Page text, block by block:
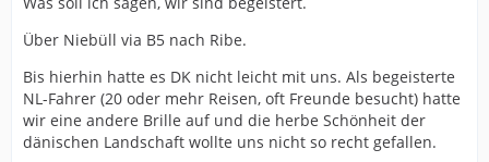
Über Niebüll via B5 nach Ribe.
Bis hierhin hatte es DK nicht leicht mit uns. Als begeisterte
NL-Fahrer (20 oder mehr Reisen, oft Freunde besucht) hatte
wir eine andere Brille auf und die herbe Schönheit der
dänischen Landschaft wollte uns nicht so recht gefallen.